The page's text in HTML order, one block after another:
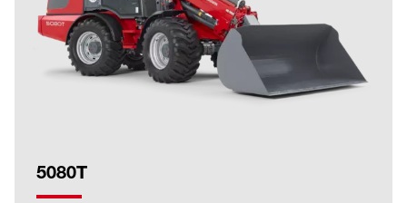
5080T